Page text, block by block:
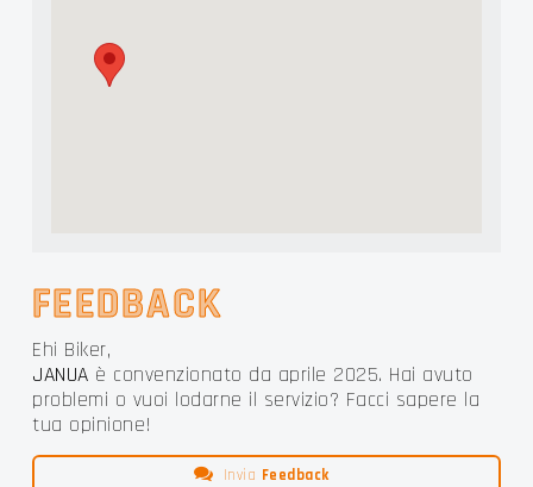
FEEDBACK
Ehi Biker,
JANUA è convenzionato da aprile 2025. Hai avuto
problemi o vuoi lodarne il servizio? Facci sapere la
tua opinione!
Invia Feedback